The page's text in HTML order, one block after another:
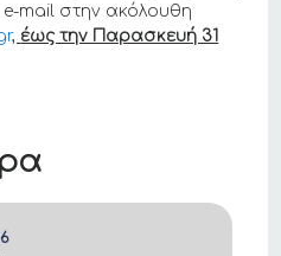
mail στην ακόλουθη
, έως την Παρασκευή 31